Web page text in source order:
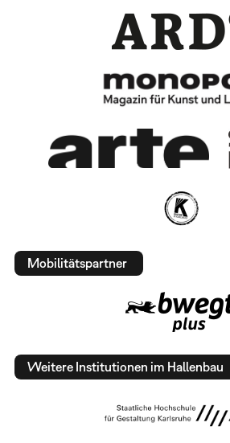
Mobilitätspartner
Weitere Institutionen im Hallenbau